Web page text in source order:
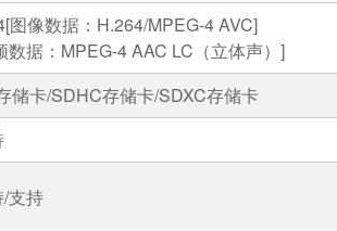
图像数据：H.264/MPEG-4 AVC]
数据：MPEG-4 AAC LC（立体声）]
储卡/SDHC存储卡/SDXC存储卡
支持